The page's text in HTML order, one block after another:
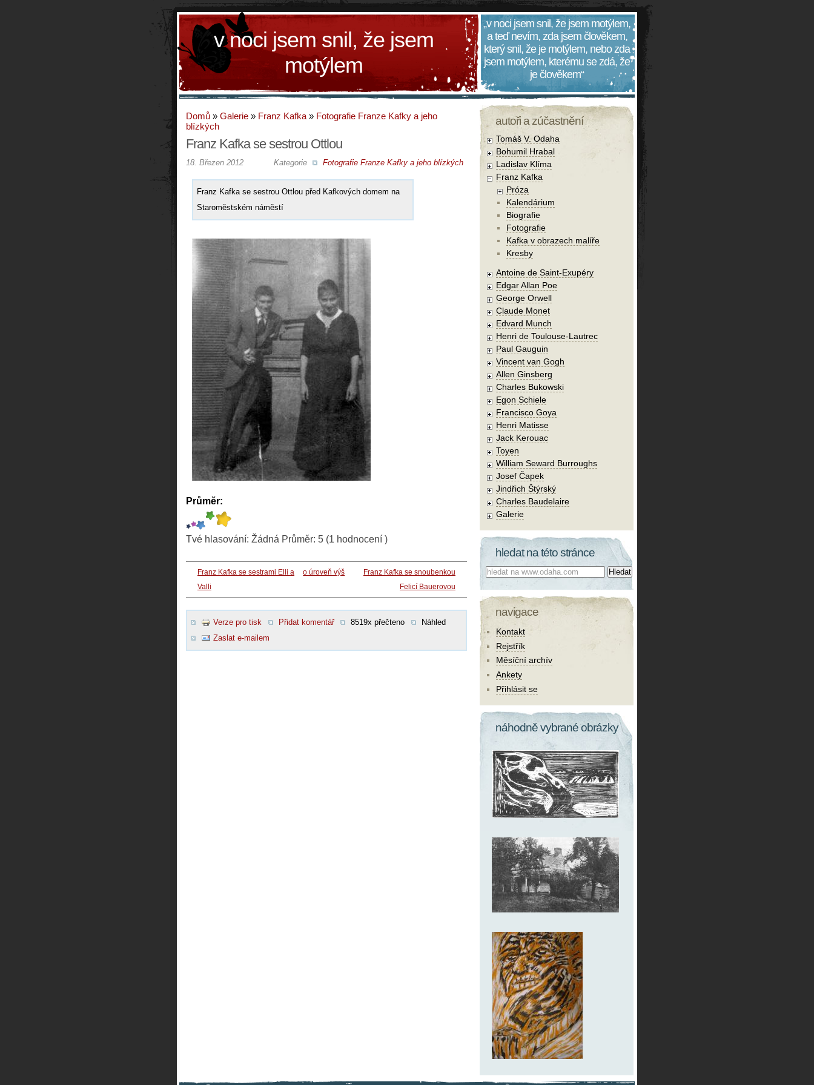
v noci jsem snil, že jsem
motýlem
„v noci jsem snil, že jsem motýlem,
a teď nevím, zda jsem člověkem,
který snil, že je motýlem, nebo zda
jsem motýlem, kterému se zdá, že
je člověkem“
Domů » Galerie » Franz Kafka » Fotografie Franze Kafky a jeho
blízkých
Franz Kafka se sestrou Ottlou
Kategorie Fotografie Franze Kafky a jeho blízkých
18. Březen 2012
Franz Kafka se sestrou Ottlou před Kafkových domem na
Staroměstském náměstí
Průměr:
Tvé hlasování: Žádná Průměr: 5 (1 hodnocení )
Franz Kafka se sestrami Elli a
Valli
o úroveň výš
Franz Kafka se snoubenkou
Felicí Bauerovou
Verze pro tisk Přidat komentář 8519x přečteno
Náhled
Zaslat e-mailem
autoři a zúčastnění
Tomáš V. Odaha
Bohumil Hrabal
Ladislav Klíma
Franz Kafka
Próza
Kalendárium
Biografie
Fotografie
Kafka v obrazech malíře
Kresby
Antoine de Saint-Exupéry
Edgar Allan Poe
George Orwell
Claude Monet
Edvard Munch
Henri de Toulouse-Lautrec
Paul Gauguin
Vincent van Gogh
Allen Ginsberg
Charles Bukowski
Egon Schiele
Francisco Goya
Henri Matisse
Jack Kerouac
Toyen
William Seward Burroughs
Josef Čapek
Jindřich Štýrský
Charles Baudelaire
Galerie
hledat na této stránce
Co hledat:
navigace
Kontakt
Rejstřík
Měsíční archív
Ankety
Přihlásit se
náhodně vybrané obrázky